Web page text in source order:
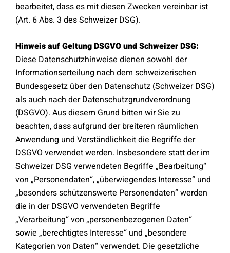
bearbeitet, dass es mit diesen Zwecken vereinbar ist
(Art. 6 Abs. 3 des Schweizer DSG).
Hinweis auf Geltung DSGVO und Schweizer DSG:
Diese Datenschutzhinweise dienen sowohl der
Informationserteilung nach dem schweizerischen
Bundesgesetz über den Datenschutz (Schweizer DSG)
als auch nach der Datenschutzgrundverordnung
(DSGVO). Aus diesem Grund bitten wir Sie zu
beachten, dass aufgrund der breiteren räumlichen
Anwendung und Verständlichkeit die Begriffe der
DSGVO verwendet werden. Insbesondere statt der im
Schweizer DSG verwendeten Begriffe „Bearbeitung“
von „Personendaten“, „überwiegendes Interesse“ und
„besonders schützenswerte Personendaten“ werden
die in der DSGVO verwendeten Begriffe
„Verarbeitung“ von „personenbezogenen Daten“
sowie „berechtigtes Interesse“ und „besondere
Kategorien von Daten“ verwendet. Die gesetzliche